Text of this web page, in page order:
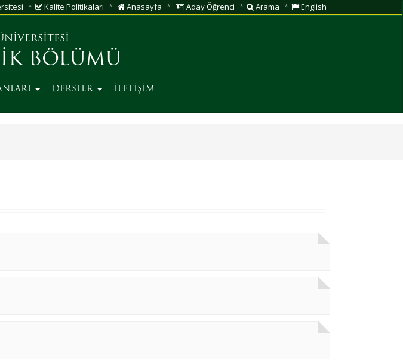
Kalite Politikaları Anasayfa Aday Öğrenci Arama English
BÖLÜMÜ
DERSLER İLETİŞİM